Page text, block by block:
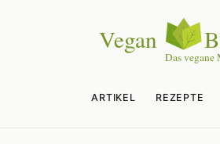
ARTIKEL REZEPTE